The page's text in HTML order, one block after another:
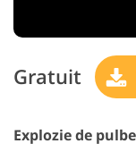
Gratuit